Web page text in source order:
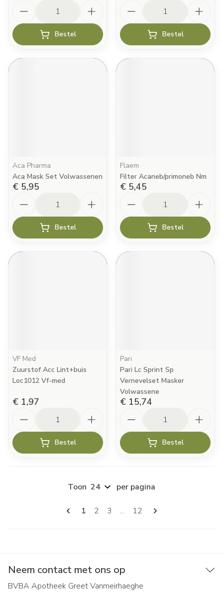
Bestel Bestel
Aca Pharma
Aca Mask Set Volwassenen
€ 5,95
Bestel
Flaem
Filter Acaneb/primoneb Nm
€ 5,45
Bestel
VF Med
Zuurstof Acc Lint+buis
Loc1012 Vf-med
€ 1,97
Bestel
Pari
Pari Lc Sprint Sp
Vernevelset Masker
Volwassene
€ 15,74
Bestel
Pagina's
U lees momenteel pagina
1 Pagina
2 Pagina
3 ... Pagina
12
Toon per pagina
Neem contact met ons op
BVBA Apotheek Greet Vanmeirhaeghe